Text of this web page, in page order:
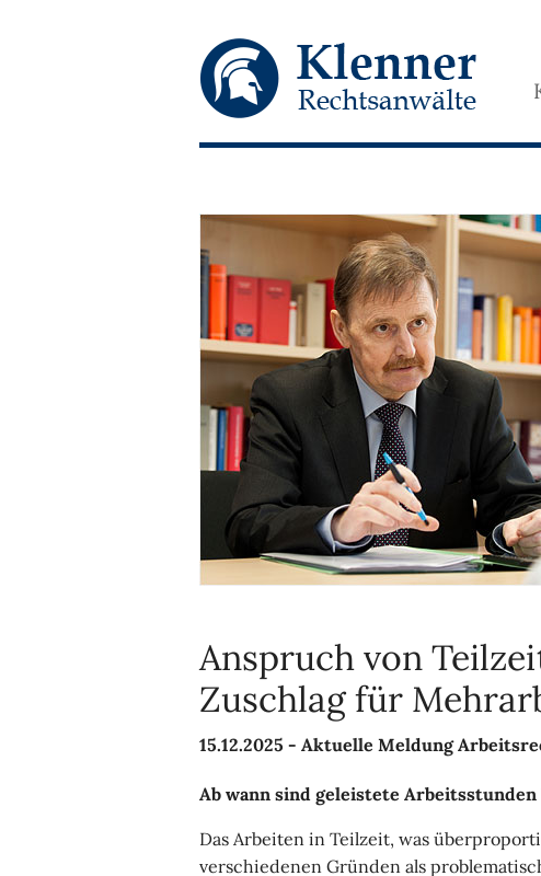
Anspruch von
Zuschlag für
15.12.2025 - Aktuelle Meldung
Ab wann sind geleistete
Das Arbeiten in Teilzeit, was
verschiedenen Gründen als